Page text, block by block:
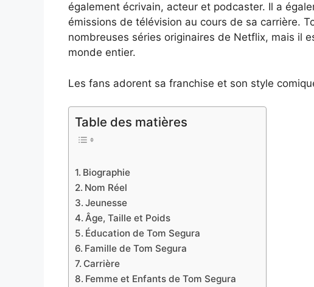
également écrivain, acteur et podcaster. Il a
émissions de télévision au cours de sa carrière.
nombreuses séries originaires de Netflix, mais il
monde entier.
Les fans adorent sa franchise et son style
Table des matières
Biographie
Nom Réel
Jeunesse
Âge, Taille et Poids
Éducation de Tom Segura
Famille de Tom Segura
Carrière
Femme et Enfants de Tom Segura